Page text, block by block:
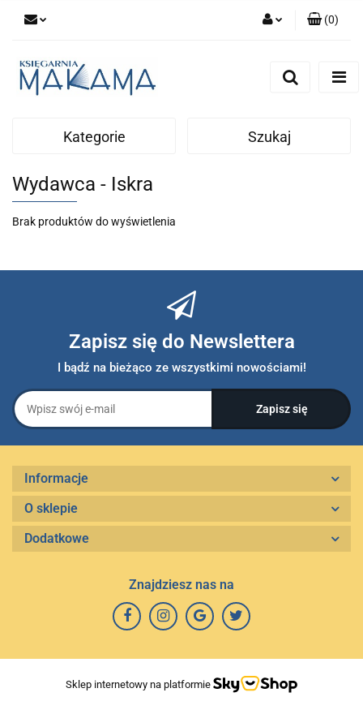
(0)
Kategorie Szukaj
Wydawca - Iskra
Brak produktów do wyświetlenia
Zapisz się do Newslettera
I bądź na bieżąco ze wszystkimi nowościami!
Informacje
O sklepie
Dodatkowe
Znajdziesz nas na
Sklep internetowy na platformie